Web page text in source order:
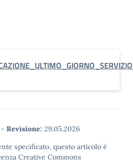
- Revisione: 29.05.2026
specificato, questo articolo è
Creative Commons